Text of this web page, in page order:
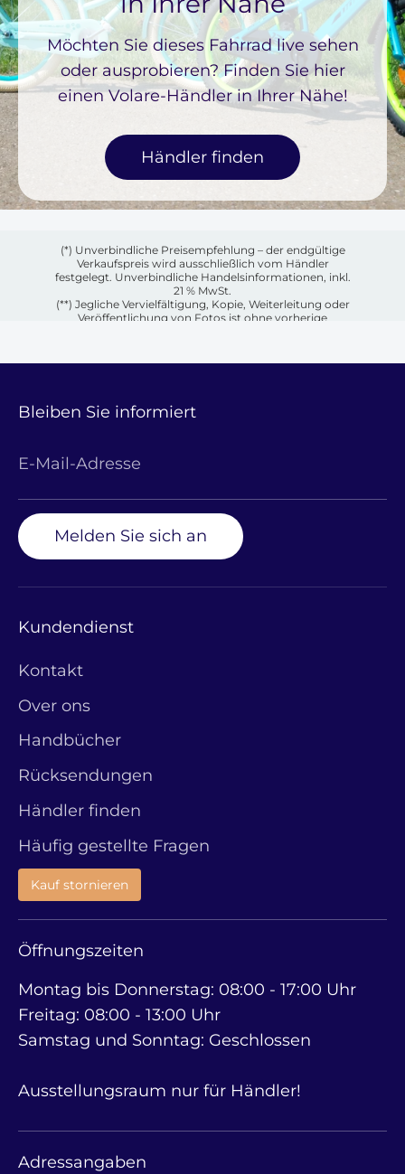
Möchten Sie dieses Fahrrad live sehen
oder ausprobieren? Finden Sie hier
einen Volare-Händler in Ihrer Nähe!
Händler finden
(*) Unverbindliche Preisempfehlung – der endgültige
Verkaufspreis wird ausschließlich vom Händler
festgelegt. Unverbindliche Handelsinformationen, inkl.
21 % MwSt.
(**) Jegliche Vervielfältigung, Kopie, Weiterleitung oder
Veröffentlichung von Fotos ist ohne vorherige
Bleiben Sie informiert
E-Mail-Adresse
Melden Sie sich an
Kundendienst
Kontakt
Over ons
Handbücher
Rücksendungen
Händler finden
Häufig gestellte Fragen
Kauf stornieren
Öffnungszeiten
Montag bis Donnerstag: 08:00 - 17:00 Uhr
Freitag: 08:00 - 13:00 Uhr
Samstag und Sonntag: Geschlossen
Ausstellungsraum nur für Händler!
Adressangaben